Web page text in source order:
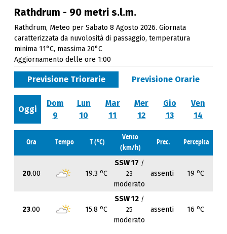
Rathdrum - 90 metri s.l.m.
Rathdrum, Meteo per Sabato 8 Agosto 2026. Giornata
caratterizzata da nuvolosità di passaggio, temperatura
minima 11°C, massima 20°C
Aggiornamento delle ore 1:00
Previsione Triorarie Previsione Orarie
Oggi
Dom
9
Lun
10
Mar
11
Mer
12
Gio
13
Ven
14
Ora Tempo T (oC)
Vento
(km/h)
Prec. Percepita
20.00 19.3 oC
SSW 17 /
23
moderato
assenti 19 oC
23.00 15.8 oC
SSW 12 /
25
moderato
assenti 16 oC